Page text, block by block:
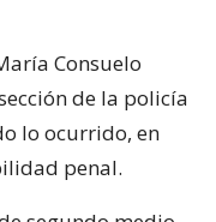
Consuelo
de la policía
lo ocurrido, en
penal.